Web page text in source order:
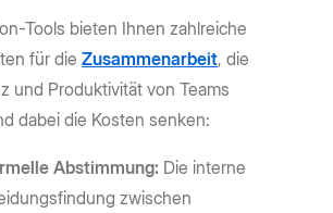
Tools bieten Ihnen zahlreiche
für dieZusammenarbeit, die
und Produktivität von Teams
dabei die Kosten senken:
Abstimmung: Die interne
zwischen